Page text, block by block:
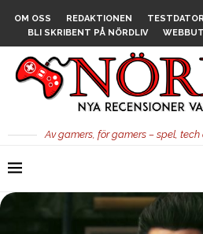
OM OSS REDAKTIONEN
BLI SKRIBENT PÅ NÖRDLIV
Av gamers, för gamers – spel, tech